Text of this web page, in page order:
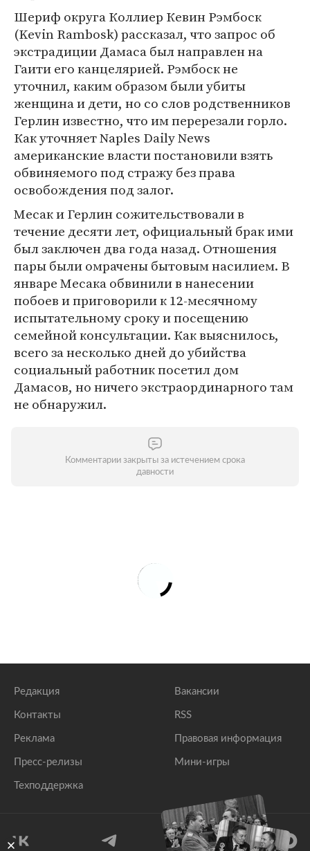
Шериф округа Коллиер Кевин Рэмбоск
(Kevin Rambosk) рассказал, что запрос об
экстрадиции Дамаса был направлен на
Гаити его канцелярией. Рэмбоск не
уточнил, каким образом были убиты
женщина и дети, но со слов родственников
Герлин известно, что им перерезали горло.
Как уточняет Naples Daily News
американские власти постановили взять
обвиняемого под стражу без права
освобождения под залог.
Месак и Герлин сожительствовали в
течение десяти лет, официальный брак ими
был заключен два года назад. Отношения
пары были омрачены бытовым насилием. В
январе Месака обвинили в нанесении
побоев и приговорили к 12-месячному
испытательному сроку и посещению
семейной консультации. Как выяснилось,
всего за несколько дней до убийства
социальный работник посетил дом
Дамасов, но ничего экстраординарного там
не обнаружил.
Комментарии закрыты за истечением срока
давности
Редакция
Контакты
Реклама
Пресс-релизы
Техподдержка
Вакансии
RSS
Правовая информация
Мини-игры